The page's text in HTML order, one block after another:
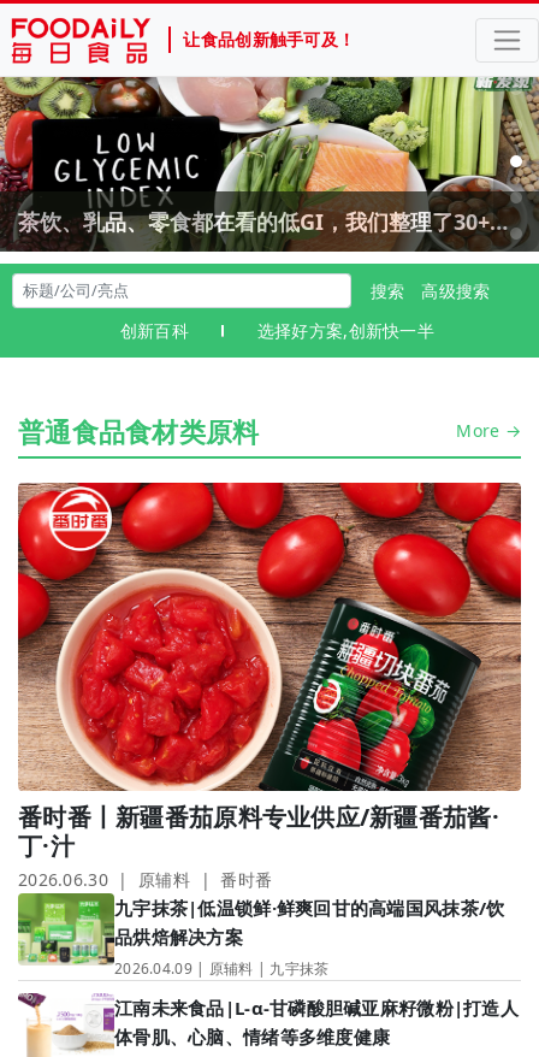
让食品创新触手可及！
茶饮、乳品、零食都在看的低GI，我们整理了30+解决方案
破解低GI“成本、口味、合规”三重困局，甘蔗多酚凭啥让这些品牌集体押注？
搜索
高级搜索
创新百科
选择好方案,创新快一半
普通食品食材类原料 More →
番时番丨新疆番茄原料专业供应/新疆番茄酱·
丁·汁
2026.06.30 | 原辅料 | 番时番
九宇抹茶|低温锁鲜·鲜爽回甘的高端国风抹茶/饮
品烘焙解决方案
2026.04.09 | 原辅料 | 九宇抹茶
江南未来食品|L-α-甘磷酸胆碱亚麻籽微粉|打造人
体骨肌、心脑、情绪等多维度健康